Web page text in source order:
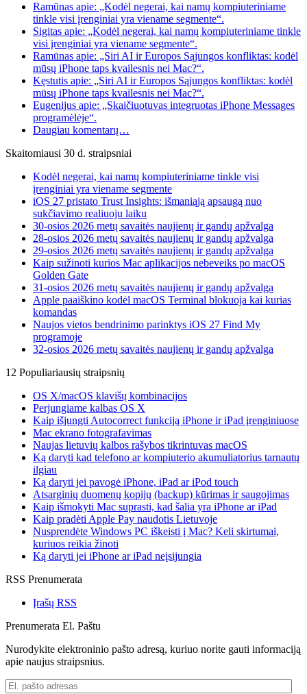
Ramūnas apie: „Kodėl negerai, kai namų kompiuteriniame
tinkle visi įrenginiai yra viename segmente“.
Sigitas apie: „Kodėl negerai, kai namų kompiuteriniame tinkle
visi įrenginiai yra viename segmente“.
Ramūnas apie: „Siri AI ir Europos Sąjungos konfliktas: kodėl
mūsų iPhone taps kvailesnis nei Mac?“.
Kęstutis apie: „Siri AI ir Europos Sąjungos konfliktas: kodėl
mūsų iPhone taps kvailesnis nei Mac?“.
Eugenijus apie: „Skaičiuotuvas integruotas iPhone Messages
programėlėje“.
Daugiau komentarų…
Skaitomiausi 30 d. straipsniai
Kodėl negerai, kai namų kompiuteriniame tinkle visi
įrenginiai yra viename segmente
iOS 27 pristato Trust Insights: išmaniąją apsaugą nuo
sukčiavimo realiuoju laiku
30-osios 2026 metų savaitės naujienų ir gandų apžvalga
28-osios 2026 metų savaitės naujienų ir gandų apžvalga
29-osios 2026 metų savaitės naujienų ir gandų apžvalga
Kaip sužinoti kurios Mac aplikacijos nebeveiks po macOS
Golden Gate
31-osios 2026 metų savaitės naujienų ir gandų apžvalga
Apple paaiškino kodėl macOS Terminal blokuoja kai kurias
komandas
Naujos vietos bendrinimo parinktys iOS 27 Find My
programoje
32-osios 2026 metų savaitės naujienų ir gandų apžvalga
12 Populiariausių straipsnių
OS X/macOS klavišų kombinacijos
Perjungiame kalbas OS X
Kaip išjungti Autocorrect funkciją iPhone ir iPad įrenginiuose
Mac ekrano fotografavimas
Naujas lietuvių kalbos rašybos tikrintuvas macOS
Ką daryti kad telefono ar kompiuterio akumuliatorius tarnautų
ilgiau
Ką daryti jei pavogė iPhone, iPad ar iPod touch
Atsarginių duomenų kopijų (backup) kūrimas ir saugojimas
Kaip išmokyti Mac suprasti, kad šalia yra iPhone ar iPad
Kaip pradėti Apple Pay naudotis Lietuvoje
Nusprendėte Windows PC iškeisti į Mac? Keli skirtumai,
kuriuos reikia žinoti
Ką daryti jei iPhone ar iPad neįsijungia
RSS Prenumerata
Įrašų RSS
Prenumerata El. Paštu
Nurodykite elektroninio pašto adresą, kuriuo norite gauti informaciją
apie naujus straipsnius.
El.